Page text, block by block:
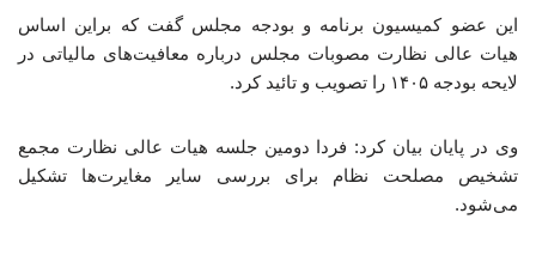
این عضو کمیسیون برنامه و بودجه مجلس گفت که براین اساس
هیات عالی نظارت مصوبات مجلس درباره معافیت‌های مالیاتی در
لایحه بودجه ۱۴۰۵ را تصویب و تائید کرد.
وی در پایان بیان کرد: فردا دومین جلسه هیات عالی نظارت مجمع
تشخیص مصلحت نظام برای بررسی سایر مغایرت‌ها تشکیل
می‌شود.